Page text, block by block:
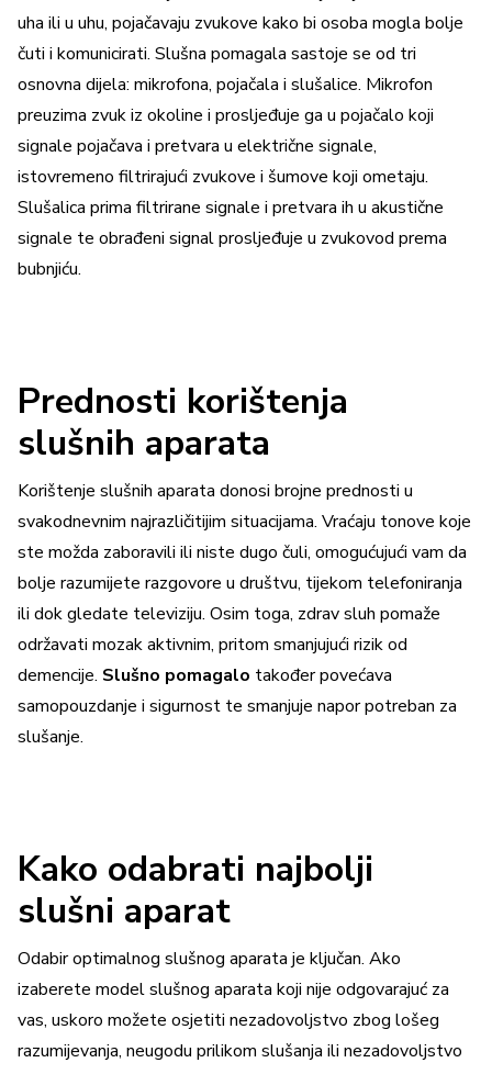
uha ili u uhu, pojačavaju zvukove kako bi osoba mogla bolje
čuti i komunicirati. Slušna pomagala sastoje se od tri
osnovna dijela: mikrofona, pojačala i slušalice. Mikrofon
preuzima zvuk iz okoline i prosljeđuje ga u pojačalo koji
signale pojačava i pretvara u električne signale,
istovremeno filtrirajući zvukove i šumove koji ometaju.
Slušalica prima filtrirane signale i pretvara ih u akustične
signale te obrađeni signal prosljeđuje u zvukovod prema
bubnjiću.
Prednosti korištenja
slušnih aparata
Korištenje slušnih aparata donosi brojne prednosti u
svakodnevnim najrazličitijim situacijama. Vraćaju tonove koje
ste možda zaboravili ili niste dugo čuli, omogućujući vam da
bolje razumijete razgovore u društvu, tijekom telefoniranja
ili dok gledate televiziju. Osim toga, zdrav sluh pomaže
održavati mozak aktivnim, pritom smanjujući rizik od
demencije. Slušno pomagalo također povećava
samopouzdanje i sigurnost te smanjuje napor potreban za
slušanje.
Kako odabrati najbolji
slušni aparat
Odabir optimalnog slušnog aparata je ključan. Ako
izaberete model slušnog aparata koji nije odgovarajuć za
vas, uskoro možete osjetiti nezadovoljstvo zbog lošeg
razumijevanja, neugodu prilikom slušanja ili nezadovoljstvo